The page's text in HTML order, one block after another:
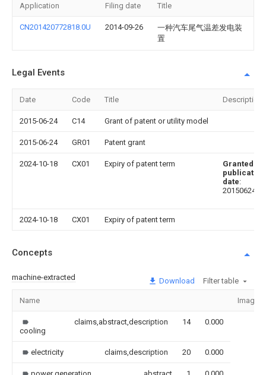
Application Filing date Title
CN201420772818.0U 2014-09-26
一种汽车尾气温差发电装
置
Legal Events
Date Code Title Description
2015-06-24 C14 Grant of patent or utility model
2015-06-24 GR01 Patent grant
2024-10-18 CX01 Expiry of patent term
Granted
publication
date:
20150624
2024-10-18 CX01 Expiry of patent term
Concepts
machine-extracted Download Filter table
Name Image
cooling
claims,abstract,description 14 0.000
electricity claims,description 20 0.000